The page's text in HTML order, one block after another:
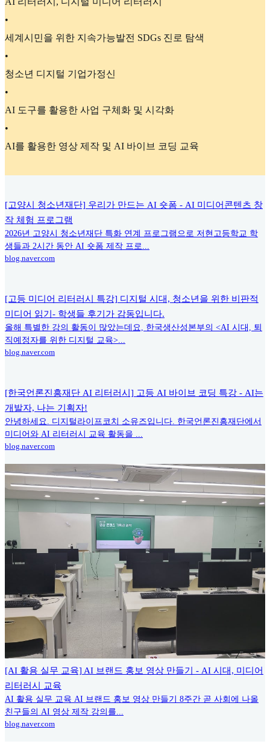
•
세계시민을 위한 지속가능발전 SDGs 진로 탐색
•
청소년 디지털 기업가정신
•
AI 도구를 활용한 사업 구체화 및 시각화
•
AI를 활용한 영상 제작 및 AI 바이브 코딩 교육
[고양시 청소년재단] 우리가 만드는 AI 숏폼 - AI 미디어콘텐츠 창
작 체험 프로그램
2026년 고양시 청소년재단 특화 연계 프로그램으로 저현고등학교 학
생들과 2시간 동안 AI 숏폼 제작 프로...
blog.naver.com
[고등 미디어 리터러시 특강] 디지털 시대, 청소년을 위한 비판적
미디어 읽기- 학생들 후기가 감동입니다.
올해 특별한 강의 활동이 많았는데요, 한국생산성본부의 <AI 시대, 퇴
직예정자를 위한 디지털 교육>...
blog.naver.com
[한국언론진흥재단 AI 리터러시] 고등 AI 바이브 코딩 특강 - AI는
개발자, 나는 기획자!
안녕하세요. 디지털라이프코치 소유즈입니다. 한국언론진흥재단에서
미디어와 AI 리터러시 교육 활동을 ...
blog.naver.com
[AI 활용 실무 교육] AI 브랜드 홍보 영상 만들기 - AI 시대, 미디어
리터러시 교육
AI 활용 실무 교육 AI 브랜드 홍보 영상 만들기 8주간 곧 사회에 나올
친구들의 AI 영상 제작 강의를...
blog.naver.com